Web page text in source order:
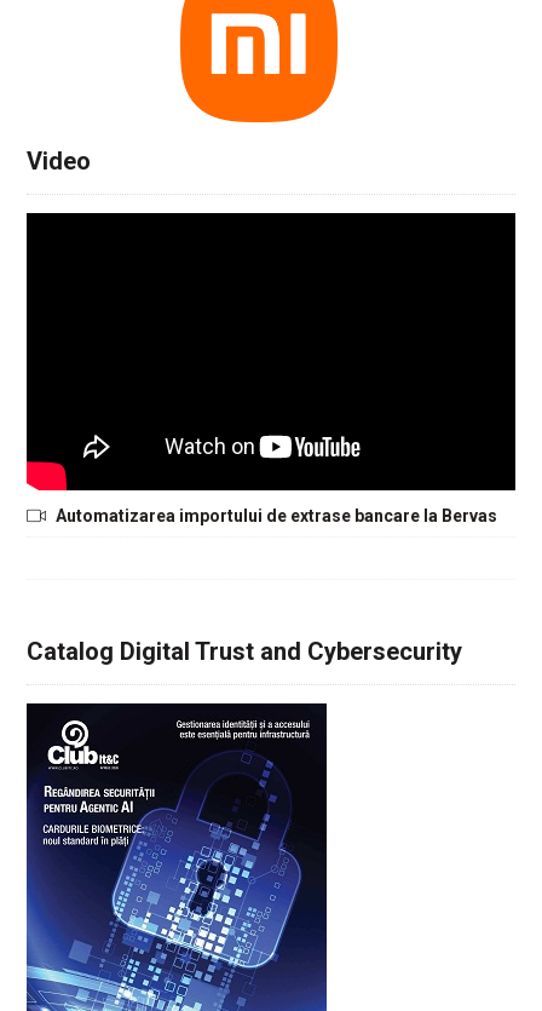
Video
Automatizarea importului de extrase bancare la Bervas
Catalog Digital Trust and Cybersecurity